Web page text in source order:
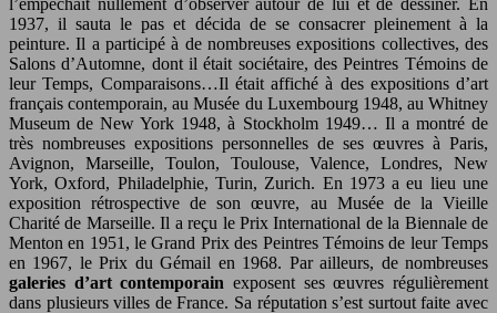
1937, il sauta le pas et décida de se consacrer pleinement à la
peinture. Il a participé à de nombreuses expositions collectives, des
Salons d’Automne, dont il était sociétaire, des Peintres Témoins de
leur Temps, Comparaisons…Il était affiché à des expositions d’art
français contemporain, au Musée du Luxembourg 1948, au Whitney
Museum de New York 1948, à Stockholm 1949… Il a montré de
très nombreuses expositions personnelles de ses œuvres à Paris,
Avignon, Marseille, Toulon, Toulouse, Valence, Londres, New
York, Oxford, Philadelphie, Turin, Zurich. En 1973 a eu lieu une
exposition rétrospective de son œuvre, au Musée de la Vieille
Charité de Marseille. Il a reçu le Prix International de la Biennale de
Menton en 1951, le Grand Prix des Peintres Témoins de leur Temps
en 1967, le Prix du Gémail en 1968. Par ailleurs, de nombreuses
galeries d’art contemporain exposent ses œuvres régulièrement
dans plusieurs villes de France. Sa réputation s’est surtout faite avec